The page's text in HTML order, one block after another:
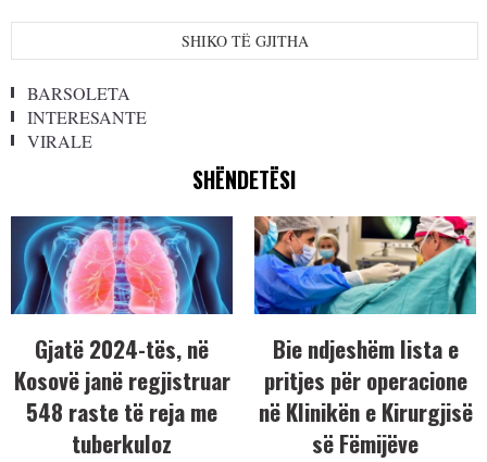
SHIKO TË GJITHA
BARSOLETA
INTERESANTE
VIRALE
SHËNDETËSI
Gjatë 2024-tës, në
Kosovë janë regjistruar
548 raste të reja me
tuberkuloz
Bie ndjeshëm lista e
pritjes për operacione
në Klinikën e Kirurgjisë
së Fëmijëve